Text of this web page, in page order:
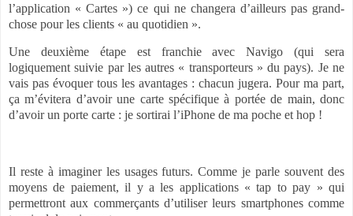
l’application « Cartes ») ce qui ne changera d’ailleurs pas grand-
chose pour les clients « au quotidien ».
Une deuxième étape est franchie avec Navigo (qui sera
logiquement suivie par les autres « transporteurs » du pays). Je ne
vais pas évoquer tous les avantages : chacun jugera. Pour ma part,
ça m’évitera d’avoir une carte spécifique à portée de main, donc
d’avoir un porte carte : je sortirai l’iPhone de ma poche et hop !
Il reste à imaginer les usages futurs. Comme je parle souvent des
moyens de paiement, il y a les applications « tap to pay » qui
permettront aux commerçants d’utiliser leurs smartphones comme